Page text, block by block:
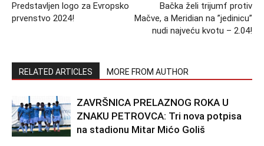
Predstavljen logo za Evropsko
prvenstvo 2024!
Bačka želi trijumf protiv
Mačve, a Meridian na ”jedinicu”
nudi najveću kvotu – 2.04!
RELATED ARTICLES MORE FROM AUTHOR
ZAVRŠNICA PRELAZNOG ROKA U
ZNAKU PETROVCA: Tri nova potpisa
na stadionu Mitar Mićo Goliš